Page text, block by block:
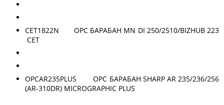
CET1822N OPC БАРАБАН MN DI 250/2510/BIZHUB 223
CET
OPCAR235PLUS OPC БАРАБАН SHARP AR 235/236/256
(AR-310DR) MICROGRAPHIC PLUS